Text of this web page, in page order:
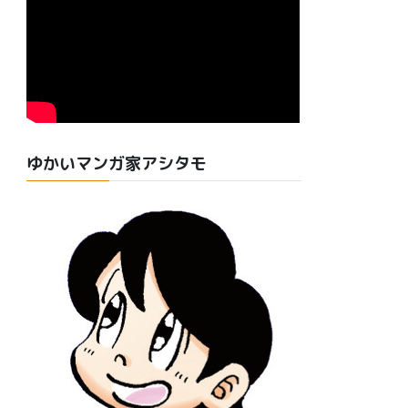
ゆかいマンガ家アシタモ